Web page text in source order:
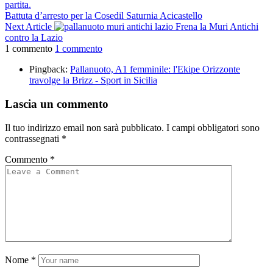
Battuta d’arresto per la Cosedil Saturnia Acicastello
Next Article
Frena la Muri Antichi
contro la Lazio
1 commento 1 commento
Pingback: Pallanuoto, A1 femminile: l'Ekipe Orizzonte
travolge la Brizz - Sport in Sicilia
Lascia un commento
Il tuo indirizzo email non sarà pubblicato. I campi obbligatori sono
contrassegnati *
Commento *
Nome *